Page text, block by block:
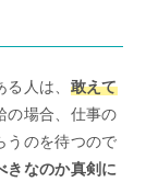
人は、 敢えて
の場合、仕事の
うのを待つので
きなのか真剣に